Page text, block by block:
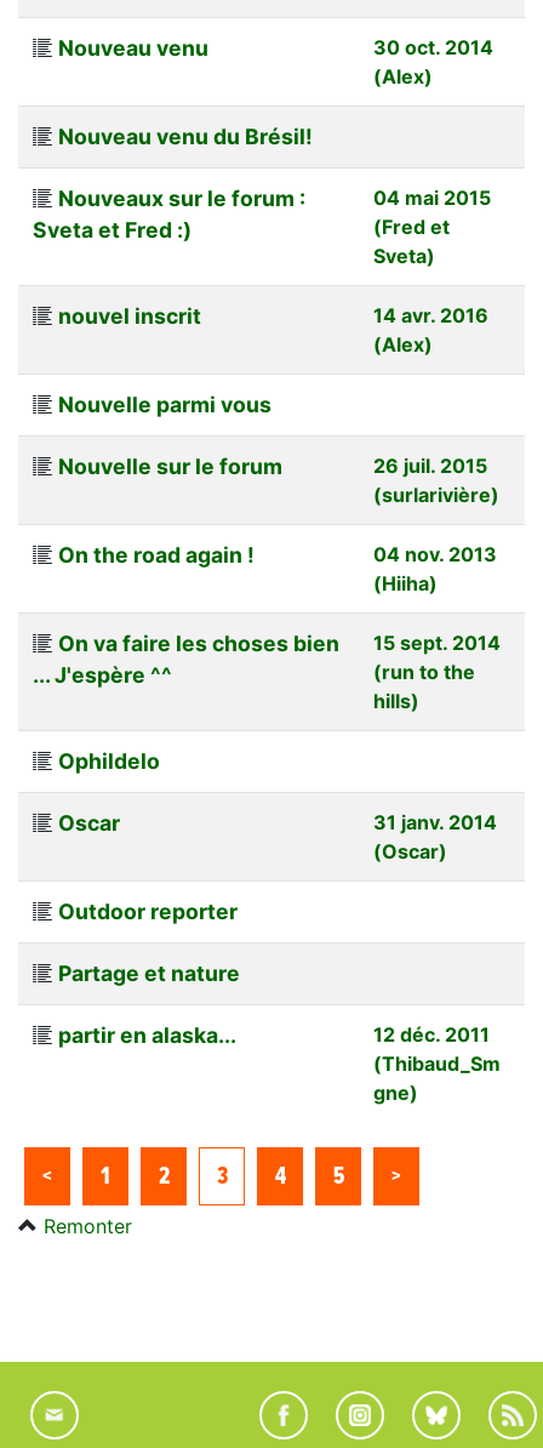
Nouveau venu
30 oct. 2014
(Alex)
Nouveau venu du Brésil!
Nouveaux sur le forum :
Sveta et Fred :)
04 mai 2015
(Fred et
Sveta)
nouvel inscrit
14 avr. 2016
(Alex)
Nouvelle parmi vous
Nouvelle sur le forum
26 juil. 2015
(surlarivière)
On the road again !
04 nov. 2013
(Hiiha)
On va faire les choses bien
... J'espère ^^
15 sept. 2014
(run to the
hills)
Ophildelo
Oscar
31 janv. 2014
(Oscar)
Outdoor reporter
Partage et nature
partir en alaska...
12 déc. 2011
(Thibaud_Sm
gne)
< 1 2 3 4 5 >
Remonter